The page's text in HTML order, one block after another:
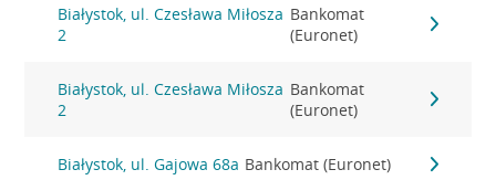
Białystok, ul. Czesława Miłosza
2
Bankomat
(Euronet)
Białystok, ul. Czesława Miłosza
2
Bankomat
(Euronet)
Białystok, ul. Gajowa 68a Bankomat (Euronet)